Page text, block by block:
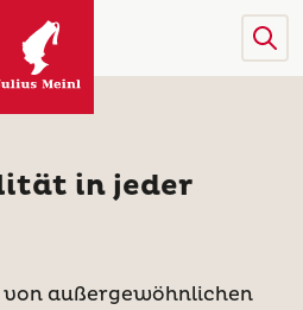
in jeder
von außergewöhnlichen